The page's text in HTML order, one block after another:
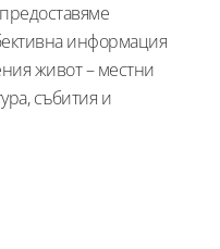
информация
живот – местни
събития и